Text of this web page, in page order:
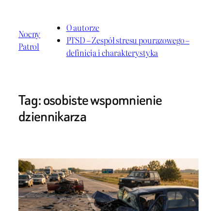
treściNocny
Patrol
O autorze
PTSD – Zespół stresu pourazowego –
definicja i charakterystyka
Tag:osobiste wspomnienie
dziennikarza